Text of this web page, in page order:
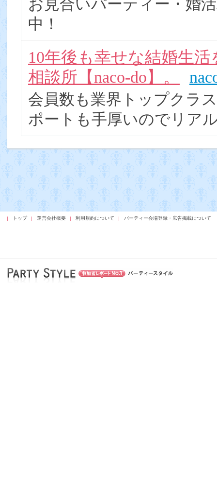
お見合いパーティー・婚
中！
10年後も幸せな結婚生
相談所【naco-do】。
会員数も業界トップクラ
ポートも手厚いのでリア
トップ 運営会社概要 利用規約について パーティー会場登録・広告掲載について